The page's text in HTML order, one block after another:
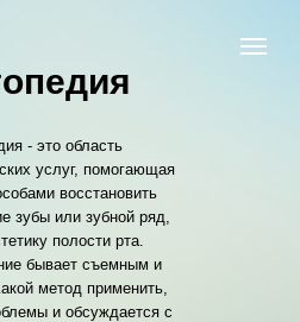
- это область
услуг, помогающая
восстановить
зубы или зубной ряд,
полости рта.
бывает съемным и
метод применить,
и обсуждается с